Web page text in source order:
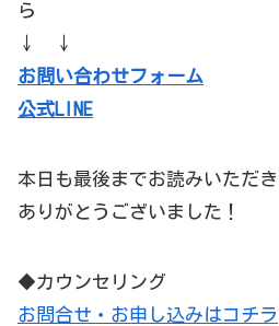
ら
↓ ↓
お問い合わせフォーム
公式LINE
本日も最後までお読みいただき
ありがとうございました！
◆カウンセリング
お問合せ・お申し込みはコチラ